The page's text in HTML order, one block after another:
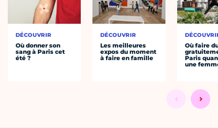
DÉCOUVRIR
Où donner son
sang à Paris cet
été ?
DÉCOUVRIR
Les meilleures
expos du moment
à faire en famille
Où faire
Paris
une